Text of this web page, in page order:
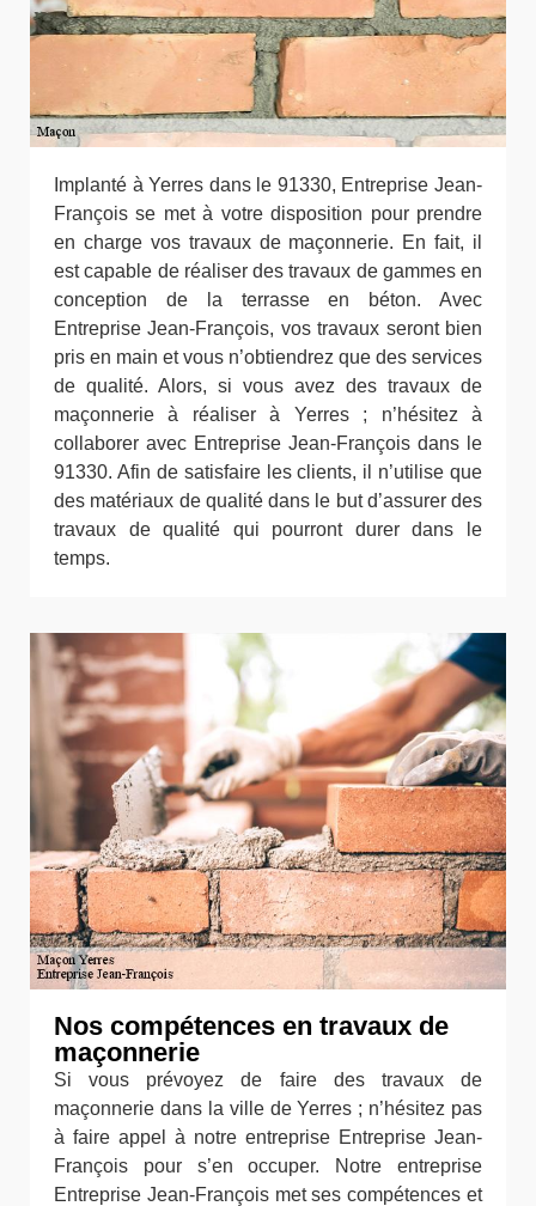
Implanté à Yerres dans le 91330, Entreprise Jean-
François se met à votre disposition pour prendre
en charge vos travaux de maçonnerie. En fait, il
est capable de réaliser des travaux de gammes en
conception de la terrasse en béton. Avec
Entreprise Jean-François, vos travaux seront bien
pris en main et vous n’obtiendrez que des services
de qualité. Alors, si vous avez des travaux de
maçonnerie à réaliser à Yerres ; n’hésitez à
collaborer avec Entreprise Jean-François dans le
91330. Afin de satisfaire les clients, il n’utilise que
des matériaux de qualité dans le but d’assurer des
travaux de qualité qui pourront durer dans le
temps.
Nos compétences en travaux de
maçonnerie
Si vous prévoyez de faire des travaux de
maçonnerie dans la ville de Yerres ; n’hésitez pas
à faire appel à notre entreprise Entreprise Jean-
François pour s’en occuper. Notre entreprise
Entreprise Jean-François met ses compétences et